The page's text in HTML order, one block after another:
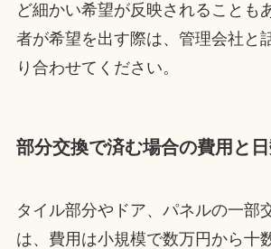
ど細かい希望が反映されることも
者が希望を出す際は、管理会社と
り合わせてください。
部分交換で済む場合の費用と
タイル部分やドア、パネルの一部
は、費用は小規模で数万円から十